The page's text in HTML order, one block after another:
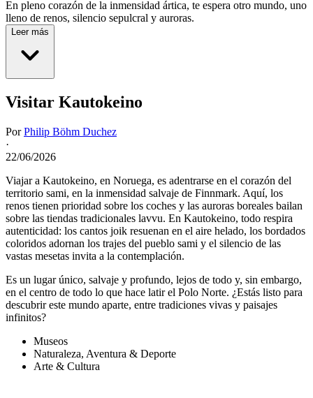
En pleno corazón de la inmensidad ártica, te espera otro mundo, uno
lleno de renos, silencio sepulcral y auroras.
Leer más
Visitar Kautokeino
PorPhilip Böhm Duchez
·
22/06/2026
Viajar a Kautokeino, en Noruega, es adentrarse en el corazón del
territorio sami, en la inmensidad salvaje de Finnmark. Aquí, los
renos tienen prioridad sobre los coches y las auroras boreales bailan
sobre las tiendas tradicionales lavvu. En Kautokeino, todo respira
autenticidad: los cantos joik resuenan en el aire helado, los bordados
coloridos adornan los trajes del pueblo sami y el silencio de las
vastas mesetas invita a la contemplación.
Es un lugar único, salvaje y profundo, lejos de todo y, sin embargo,
en el centro de todo lo que hace latir el Polo Norte. ¿Estás listo para
descubrir este mundo aparte, entre tradiciones vivas y paisajes
infinitos?
Museos
Naturaleza, Aventura & Deporte
Arte & Cultura